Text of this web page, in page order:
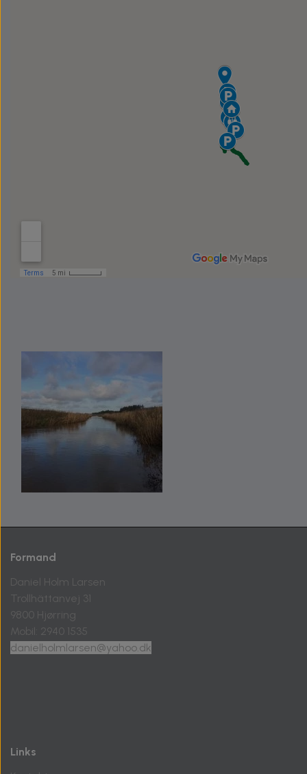
Formand
Daniel Holm Larsen
Trollhättanvej 31
9800 Hjørring
Mobil: 2940 1535
danielholmlarsen@yahoo.dk
Links